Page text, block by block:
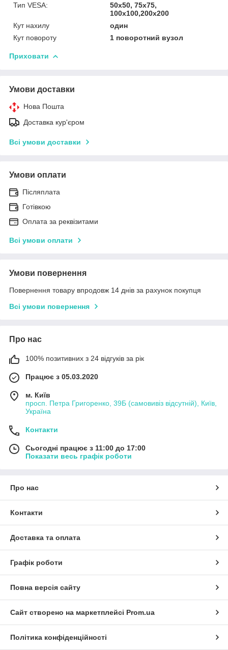
Тип VESA:
50х50, 75х75,
100х100,200х200
Кут нахилу
один
Кут повороту
1 поворотний вузол
Приховати
Умови доставки
Нова Пошта
Доставка кур'єром
Всі умови доставки
Умови оплати
Післяплата
Готівкою
Оплата за реквізитами
Всі умови оплати
Умови повернення
Повернення товару впродовж 14 днів за рахунок покупця
Всі умови повернення
Про нас
100% позитивних з 24 відгуків за рік
Працює з 05.03.2020
м. Київ
просп. Петра Григоренко, 39Б (самовивіз відсутній), Київ,
Україна
Контакти
Сьогодні працює з 11:00 до 17:00
Показати весь графік роботи
Про нас
Контакти
Доставка та оплата
Графік роботи
Повна версія сайту
Сайт створено на маркетплейсі Prom.ua
Політика конфіденційності